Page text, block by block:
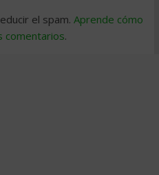
el spam. Aprende cómo
comentarios.